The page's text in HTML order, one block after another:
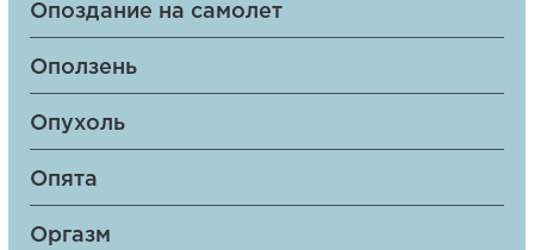
Опоздание на самолет
Оползень
Опухоль
Опята
Оргазм